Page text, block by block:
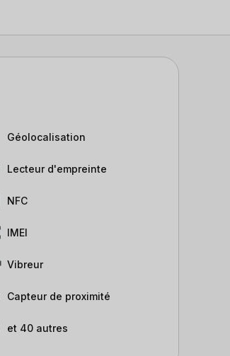
Géolocalisation
Lecteur d'empreinte
NFC
IMEI
Vibreur
Capteur de proximité
et 40 autres